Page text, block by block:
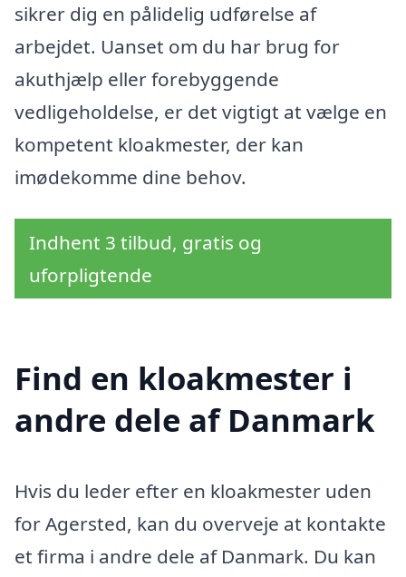
sikrer dig en pålidelig udførelse af
arbejdet. Uanset om du har brug for
akuthjælp eller forebyggende
vedligeholdelse, er det vigtigt at vælge en
kompetent kloakmester, der kan
imødekomme dine behov.
Indhent 3 tilbud, gratis og
uforpligtende
Find en kloakmester i
andre dele af Danmark
Hvis du leder efter en kloakmester uden
for Agersted, kan du overveje at kontakte
et firma i andre dele af Danmark. Du kan